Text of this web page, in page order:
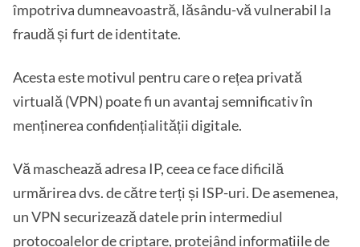
împotriva dumneavoastră, lăsându-vă vulnerabil la
fraudă și furt de identitate.
Acesta este motivul pentru care o rețea privată
virtuală (VPN) poate fi un avantaj semnificativ în
menținerea confidențialității digitale.
Vă maschează adresa IP, ceea ce face dificilă
urmărirea dvs. de către terți și ISP-uri. De asemenea,
un VPN securizează datele prin intermediul
protocoalelor de criptare, protejând informațiile de